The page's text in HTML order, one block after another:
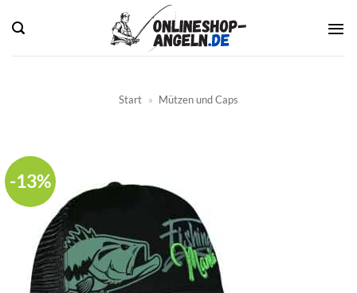
Inhalt
springen
Start » Mützen und Caps
-13%